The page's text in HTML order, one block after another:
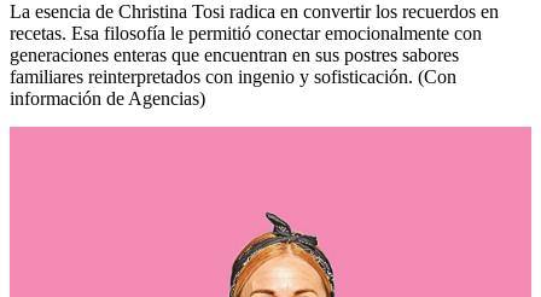
La esencia de Christina Tosi radica en convertir los recuerdos en
recetas. Esa filosofía le permitió conectar emocionalmente con
generaciones enteras que encuentran en sus postres sabores
familiares reinterpretados con ingenio y sofisticación. (Con
información de Agencias)